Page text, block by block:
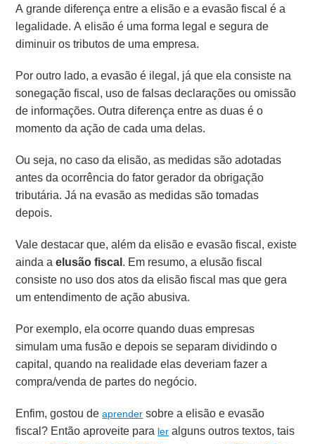
A grande diferença entre a elisão e a evasão fiscal é a
legalidade. A elisão é uma forma legal e segura de
diminuir os tributos de uma empresa.
Por outro lado, a evasão é ilegal, já que ela consiste na
sonegação fiscal, uso de falsas declarações ou omissão
de informações.Outra diferença entre as duas é o
momento da ação de cada uma delas.
Ou seja, no caso da elisão, as medidas são adotadas
antes da ocorrência do fator gerador da obrigação
tributária. Já na evasão as medidas são tomadas
depois.
Vale destacar que, além da elisão e evasão fiscal, existe
ainda aelusão fiscal. Em resumo, a elusão fiscal
consiste no uso dos atos da elisão fiscal mas que gera
um entendimento de ação abusiva.
Por exemplo, ela ocorre quando duas empresas
simulam uma fusão e depois se separam dividindo o
capital, quando na realidade elas deveriam fazer a
compra/venda de partes do negócio.
Enfim, gostou deaprender sobre a elisão e evasão
fiscal? Então aproveite para ler alguns outros textos, tais